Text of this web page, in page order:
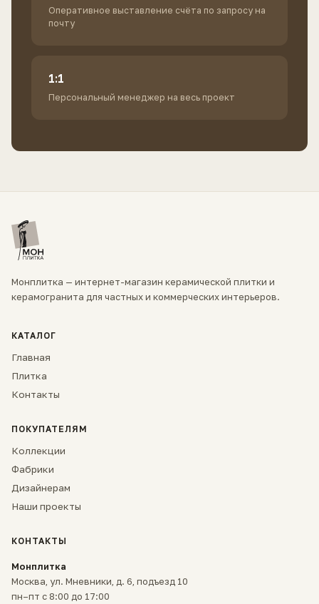
Оперативное выставление счёта по запросу на
почту
1:1
Персональный менеджер на весь проект
Монплитка — интернет-магазин керамической плитки и
керамогранита для частных и коммерческих интерьеров.
КАТАЛОГ
Главная
Плитка
Контакты
ПОКУПАТЕЛЯМ
Коллекции
Фабрики
Дизайнерам
Наши проекты
КОНТАКТЫ
Монплитка
Москва, ул. Мневники, д. 6, подъезд 10
пн–пт с 8:00 до 17:00